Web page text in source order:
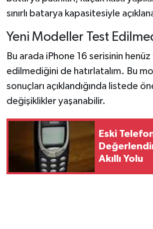
sınırlı batarya kapasitesiyle
Yeni Modeller Test
Bu arada iPhone 16 serisinin
edilmediğini de hatırlatalım. Bu
sonuçları açıklandığında listede
değişiklikler yaşanabilir.
Eski
Akıllı Yolu